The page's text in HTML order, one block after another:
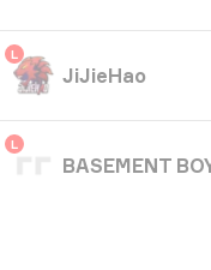
L
JiJieHao
L
BASEMENT